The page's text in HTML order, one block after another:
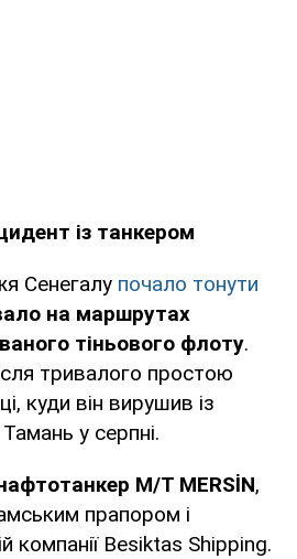
із танкером
Сенегалу почало тонути
на маршрутах
тіньового флоту.
тривалого простою
куди він вирушив із
у серпні.
M/T MERSİN,
прапором і
компанії Besiktas Shipping.